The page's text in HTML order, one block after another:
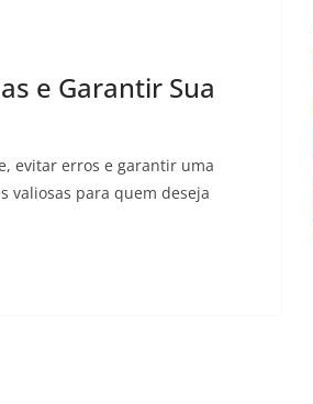
e Garantir Sua
evitar erros e garantir uma
valiosas para quem deseja